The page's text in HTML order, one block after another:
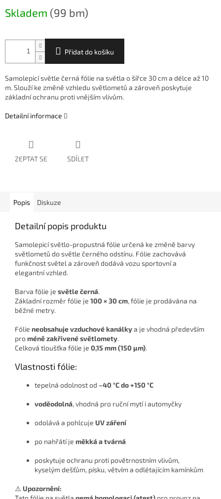
cena:
Skladem (99 bm)
Přidat do košíku
Samolepicí světle černá fólie na světla o šířce 30 cm a délce až 10
m. Slouží ke změně vzhledu světlometů a zároveň poskytuje
základní ochranu proti vnějším vlivům.
Detailní informace
ZEPTAT SE SDÍLET
Popis Diskuze
Detailní popis produktu
Samolepicí světlo-propustná fólie určená ke změně barvy
světlometů do světle černého odstínu. Fólie zachovává
funkčnost světel a zároveň dodává vozu sportovní a
elegantní vzhled.
Barva fólie je světle černá.
Základní rozměr fólie je 100 × 30 cm, fólie je prodávána na
běžné metry.
Fólie neobsahuje vzduchové kanálkya je vhodná především
proméně zakřivené světlomety.
Celková tloušťka fólie je 0,15 mm (150 µm).
Vlastnosti fólie:
tepelná odolnost od –40 °C do +150 °C
voděodolná, vhodná pro ruční mytí i automyčky
odolává a pohlcuje UV záření
po nahřátí je měkká a tvárná
poskytuje ochranu proti povětrnostním vlivům,
kyselým dešťům, písku, větvím a odlétajícím kamínkům
⚠️ Upozornění: